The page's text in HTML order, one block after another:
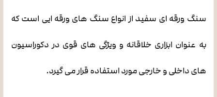
سنگ ورقه ای سفید از انواع سنگ های ورقه ایی است که
به عنوان ابزاری خلاقانه و ویژگی های قوی در دکوراسیون
های داخلی و خارجی مورد استفاده قرار می گیرد.